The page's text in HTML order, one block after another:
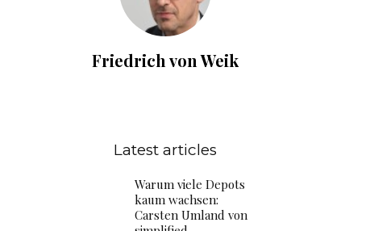
Friedrich von Weik
Latest articles
Warum viele Depots
kaum wachsen:
Carsten Umland von